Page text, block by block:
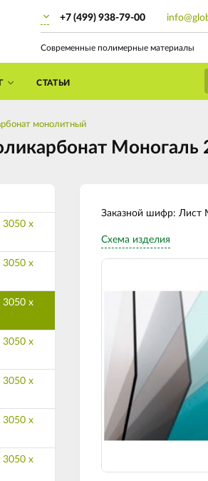
Современные полимерные материалы
+7 (499) 938-79-00
СТАТЬИ
монолитный
Моногаль
х
х
х
х
х
х
х
Заказной шифр: Лист
Схема изделия